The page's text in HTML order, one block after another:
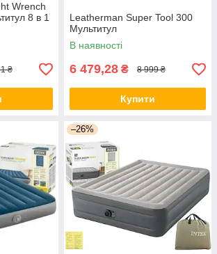
Wrench
8 в 1
₴
Leatherman Super Tool 300
Мультитул
В наявності
6 479,28 ₴ 8 999 ₴
Купити
–26%